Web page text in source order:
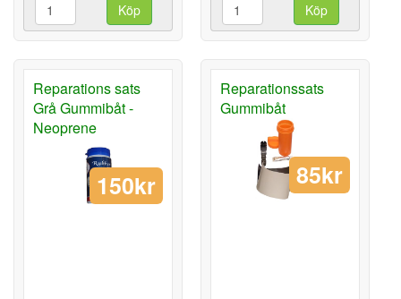
Köp Köp
Reparations sats
Grå Gummibåt -
Neoprene
150kr
Reparationssats
Gummibåt
85kr